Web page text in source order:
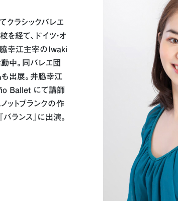
ラシックバレエ
経て、ドイツ・オ
脇幸江主宰のIwaki
中。同バレエ団
出展。井脇幸江
Ballet にて講師
ットブランクの作
ランス』に出演。